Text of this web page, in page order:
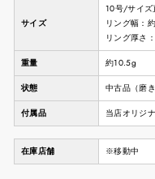
サイズ
10号/サイズ
リング幅：
リング厚さ
重量 約10.5g
状態 中古品（磨
付属品 当店オリジ
在庫店舗 ※移動中